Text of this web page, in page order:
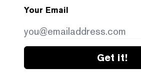
Your Email
Get it!